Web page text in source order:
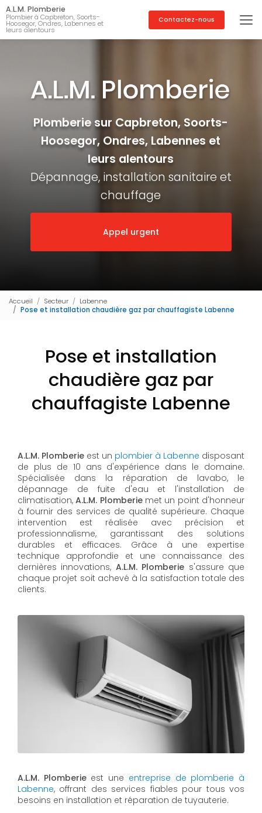
Aller
au
contenu
principal
A.L.M. Plomberie
Plombier à Capbreton, Soorts-
Hoosegor, Ondres, Labennes et
leurs alentours
Contactez-nous
Plomberie sur Capbreton, Soorts-
Hoosegor, Ondres, Labennes et
leurs alentours
Dépannage, installation sanitaire et
chauffage
Appel urgent
Accueil Secteur
Labenne
Pose et installation chaudière gaz par chauffagiste Labenne
Pose et installation
chaudière gaz par
chauffagiste Labenne
A.L.M. Plomberie est un plombier à Labenne disposant
de plus de 10 ans d'expérience dans le domaine.
Spécialisée dans la réparation de lavabo, le
dépannage de fuite d'eau et l'installation de
climatisation,A.L.M. Plomberiemet un point d'honneur
à fournir des services de qualité supérieure. Chaque
intervention est réalisée avec précision et
professionnalisme, garantissant des solutions
durables et efficaces. Grâce à une expertise
technique approfondie et une connaissance des
dernières innovations, A.L.M. Plomberie s'assure que
chaque projet soit achevé à la satisfaction totale des
clients.
A.L.M. Plomberieest une entreprise de plomberie à
Labenne, offrant des services fiables pour tous vos
besoins en installation et réparation de tuyauterie.